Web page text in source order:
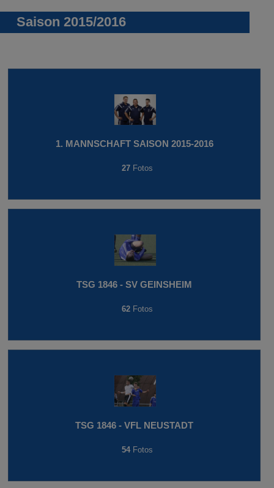
Saison 2015/2016
1. MANNSCHAFT SAISON 2015-2016
27 Fotos
TSG 1846 - SV GEINSHEIM
62 Fotos
TSG 1846 - VFL NEUSTADT
54 Fotos